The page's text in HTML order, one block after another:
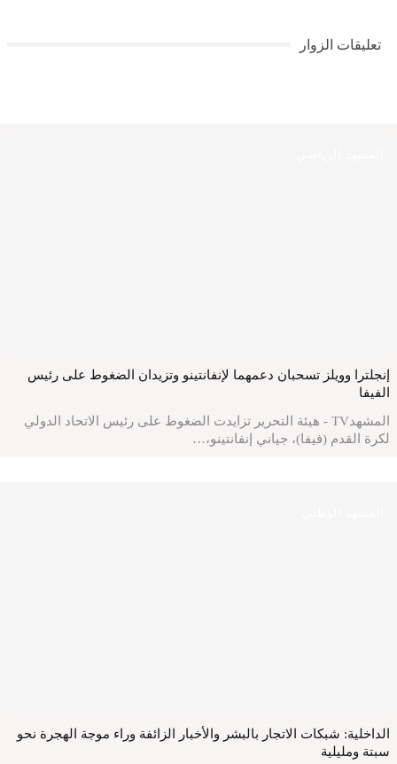
تعليقات الزوار
إنجلترا وويلز تسحبان دعمهما لإنفانتينو وتزيدان الضغوط على رئيس
الفيفا
المشهدTV - هيئة التحرير تزايدت الضغوط على رئيس الاتحاد الدولي
لكرة القدم (فيفا)، جياني إنفانتينو،…
الداخلية: شبكات الاتجار بالبشر والأخبار الزائفة وراء موجة الهجرة نحو
سبتة ومليلية